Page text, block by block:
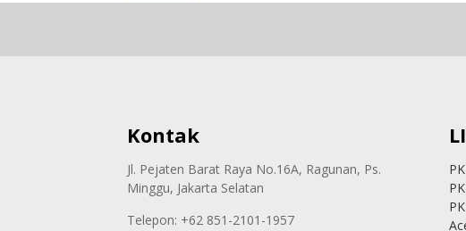
Kontak
Jl. Pejaten Barat Raya No.16A, Ragunan, Ps.
Minggu, Jakarta Selatan
Telepon: +62 851-2101-1957